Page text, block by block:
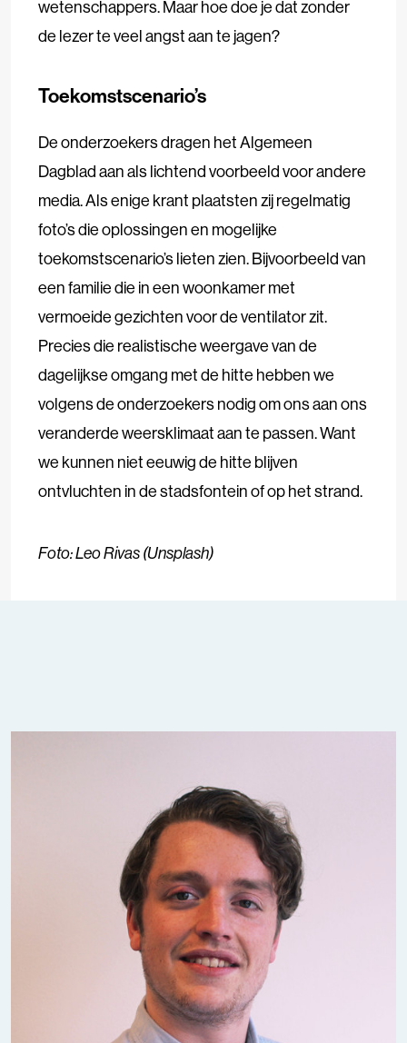
wetenschappers. Maar hoe doe je dat zonder
de lezer te veel angst aan te jagen?
Toekomstscenario’s
De onderzoekers dragen het Algemeen
Dagblad aan als lichtend voorbeeld voor andere
media. Als enige krant plaatsten zij regelmatig
foto’s die oplossingen en mogelijke
toekomstscenario’s lieten zien. Bijvoorbeeld van
een familie die in een woonkamer met
vermoeide gezichten voor de ventilator zit.
Precies die realistische weergave van de
dagelijkse omgang met de hitte hebben we
volgens de onderzoekers nodig om ons aan ons
veranderde weersklimaat aan te passen. Want
we kunnen niet eeuwig de hitte blijven
ontvluchten in de stadsfontein of op het strand.
Foto: Leo Rivas (Unsplash)